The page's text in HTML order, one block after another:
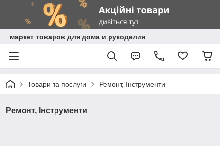
маркет товаров для дома и рукоделия
Товари та послуги Ремонт, Інструменти
Ремонт, Інструменти